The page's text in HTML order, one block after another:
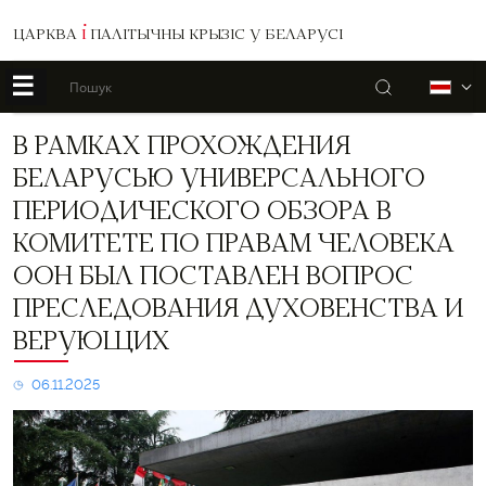
ЦАРКВА І ПАЛІТЫЧНЫ КРЫЗІС У БЕЛАРУСІ
☰ Пошук
В
рамках
прохождения
Беларусью
Универсального
периодического
обзора
в
Комитете
по
правам
человека
ООН
был
поставлен
вопрос
преследования
В РАМКАХ ПРОХОЖДЕНИЯ
БЕЛАРУСЬЮ УНИВЕРСАЛЬНОГО
ПЕРИОДИЧЕСКОГО ОБЗОРА В
КОМИТЕТЕ ПО ПРАВАМ ЧЕЛОВЕКА
ООН БЫЛ ПОСТАВЛЕН ВОПРОС
ПРЕСЛЕДОВАНИЯ ДУХОВЕНСТВА И
ВЕРУЮЩИХ
06.11.2025